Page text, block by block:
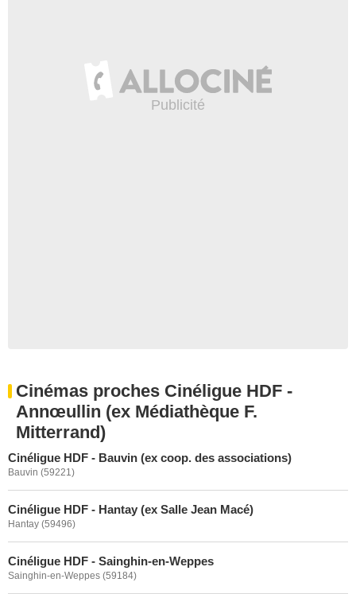
Cinémas proches Cinéligue HDF -
Annœullin (ex Médiathèque F.
Mitterrand)
Cinéligue HDF - Bauvin (ex coop. des associations)
Bauvin (59221)
Cinéligue HDF - Hantay (ex Salle Jean Macé)
Hantay (59496)
Cinéligue HDF - Sainghin-en-Weppes
Sainghin-en-Weppes (59184)